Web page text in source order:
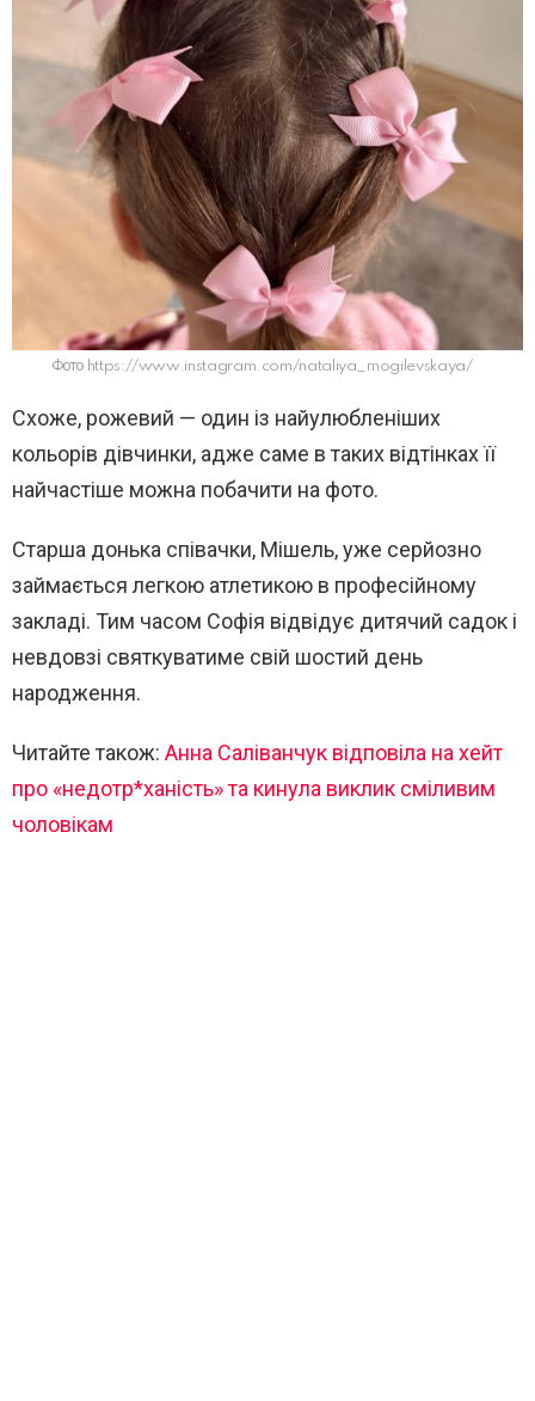
Фото https://www.instagram.com/nataliya_mogilevskaya/
Схоже, рожевий — один із найулюбленіших
кольорів дівчинки, адже саме в таких відтінках її
найчастіше можна побачити на фото.
Старша донька співачки, Мішель, уже серйозно
займається легкою атлетикою в професійному
закладі. Тим часом Софія відвідує дитячий садок і
невдовзі святкуватиме свій шостий день
народження.
Читайте також: Анна Саліванчук відповіла на хейт
про «недотр*ханість» та кинула виклик сміливим
чоловікам